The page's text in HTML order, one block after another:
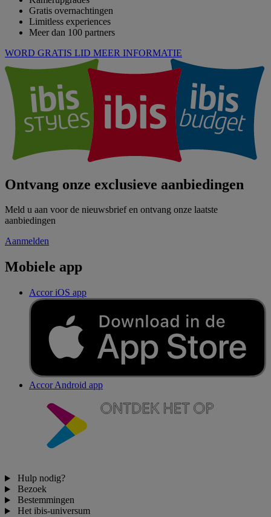
Gratis overnachtingen
Limitless experiences
Meer dan 100 partners
WORD GRATIS LID MEER INFORMATIE
Ontvang onze exclusieve aanbiedingen
Meld u aan voor de nieuwsbrief en ontvang onze laatste
aanbiedingen
Aanmelden
Mobiele app
Accor iOS app
Accor Android app
Hulp nodig?
Bezoek
Bestemmingen
Het ibis-universum